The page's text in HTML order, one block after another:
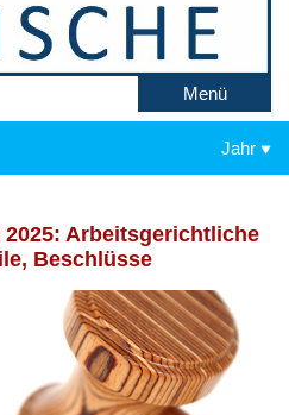
Menü
Jahr
Ar­beits­ge­richt­li­che
Be­schlüs­se